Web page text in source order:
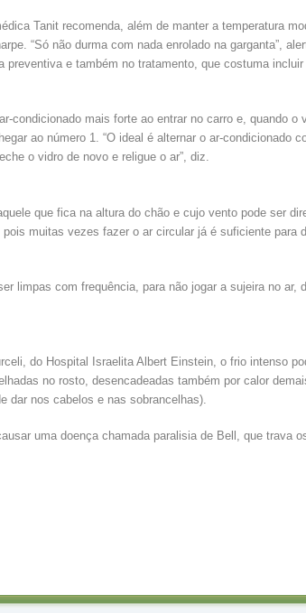
Tanit recomenda, além de manter a temperatura
“Só não durma com nada enrolado na garganta”,
preventiva e também no tratamento, que costuma incluir
condicionado mais forte ao entrar no carro e, quando o
ao número 1. “O ideal é alternar o ar-condicionado
o vidro de novo e religue o ar”, diz.
que fica na altura do chão e cujo vento pode ser
pois muitas vezes fazer o ar circular já é suficiente para
limpas com frequência, para não jogar a sujeira no ar,
do Hospital Israelita Albert Einstein, o frio intenso
no rosto, desencadeadas também por calor
dar nos cabelos e nas sobrancelhas).
uma doença chamada paralisia de Bell, que trava